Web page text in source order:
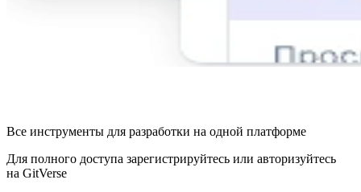
Все инструменты для разработки на одной платформе
Для полного доступа зарегистрируйтесь или авторизуйтесь
на GitVerse